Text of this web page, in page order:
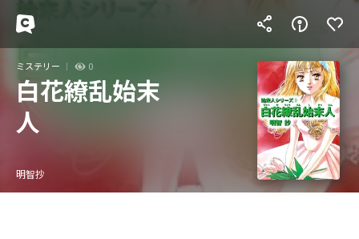
ミステリー 0
白花繚乱始末
人
明智抄